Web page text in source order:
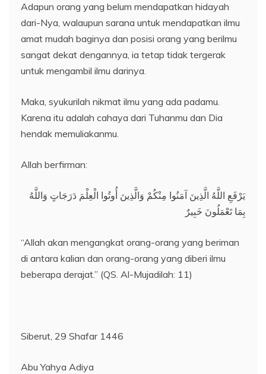
Adapun orang yang belum mendapatkan hidayah
dari-Nya, walaupun sarana untuk mendapatkan ilmu
amat mudah baginya dan posisi orang yang berilmu
sangat dekat dengannya, ia tetap tidak tergerak
untuk mengambil ilmu darinya.
Maka, syukurilah nikmat ilmu yang ada padamu.
Karena itu adalah cahaya dari Tuhanmu dan Dia
hendak memuliakanmu.
Allah berfirman:
يَرْفَعِ اللَّهُ الَّذِينَ آمَنُوا مِنْكُمْ وَالَّذِينَ أُوتُوا الْعِلْمَ دَرَجَاتٍ وَاللَّهُ
بِمَا تَعْمَلُونَ خَبِيرٌ
“Allah akan mengangkat orang-orang yang beriman
di antara kalian dan orang-orang yang diberi ilmu
beberapa derajat.” (QS. Al-Mujadilah: 11)
Siberut, 29 Shafar 1446
Abu Yahya Adiya